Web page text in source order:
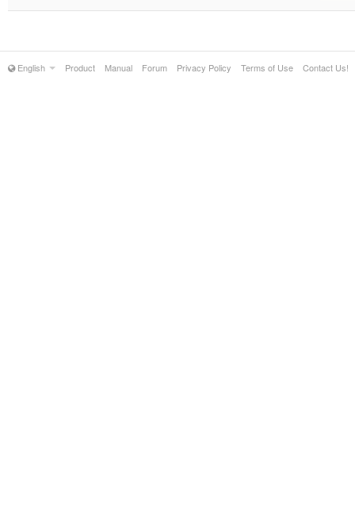
English Product Manual Forum Privacy Policy Terms of Use Contact Us!